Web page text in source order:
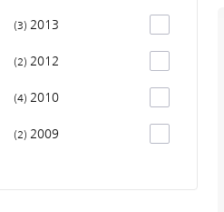
2013
3
2012
2
2010
4
2009
2